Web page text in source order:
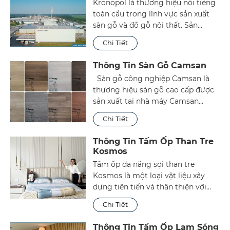
2020.
Kronopol là thương hiệu nổi tiếng
toàn cầu trong lĩnh vực sản xuất
sàn gỗ và đồ gỗ nội thất. Sản
phẩm được sản xuất bởi công ty
SWISS KRONO SP.ZO.O (Ba Lan) -
thành viên tập đoàn SWISS
KRONO GROUP.
Chi Tiết
Thông Tin Sàn Gỗ Camsan
Sàn gỗ công nghiệp Camsan là
thương hiệu sàn gỗ cao cấp được
sản xuất tại nhà máy Camsan
Entegre thuộc Sakarya - Hendek,
Thỗ Nhĩ Kỳ. Đây là một trong
những tập đoàn hàng đầu chuyên
sản xuất gỗ trên thế giới. Sàn gỗ
thành phẩm và phân phối trên thị
trường Việt Nam. Với chất lượng
tốt, đa dạng mẫu mã đi kèm là
những chỉ số an toàn, Camsan
luôn được đánh giá cao. Được rất
nhiều khách hàng Việt Nam đón
Chi Tiết
Thông Tin Tấm Ốp Than Tre
Kosmos
Tấm ốp đa năng sợi than tre
Kosmos là một loại vật liệu xây
dựng tiên tiến và thân thiện với
môi trường, với khả năng cách
nhiệt, cách âm và bền chắc. Nó có
thể được sử dụng để trang trí và
Chi Tiết
Thông Tin Tấm Ốp Lam Sóng